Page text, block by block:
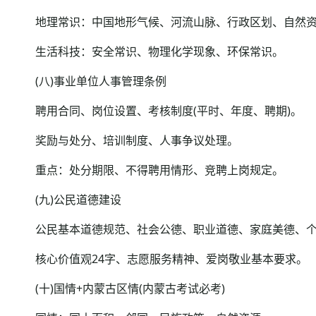
地理常识：中国地形气候、河流山脉、行政区划、自然资
生活科技：安全常识、物理化学现象、环保常识。
(八)事业单位人事管理条例
聘用合同、岗位设置、考核制度(平时、年度、聘期)。
奖励与处分、培训制度、人事争议处理。
重点：处分期限、不得聘用情形、竞聘上岗规定。
(九)公民道德建设
公民基本道德规范、社会公德、职业道德、家庭美德、个
核心价值观24字、志愿服务精神、爱岗敬业基本要求。
(十)国情+内蒙古区情(内蒙古考试必考)